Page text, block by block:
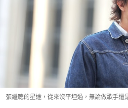
張繼聰的星途，從來沒平坦過，無論做歌手還